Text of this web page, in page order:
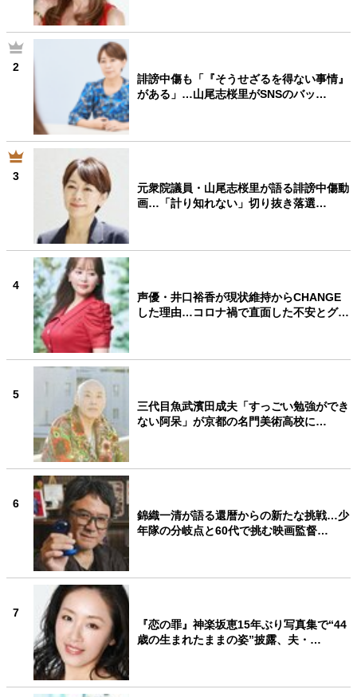
2
誹謗中傷も「『そうせざるを得ない事情』
がある」…山尾志桜里がSNSのバッ…
3
元衆院議員・山尾志桜里が語る誹謗中傷動
画…「計り知れない」切り抜き落選…
4
声優・井口裕香が現状維持からCHANGE
した理由…コロナ禍で直面した不安とグ…
5
三代目魚武濱田成夫「すっごい勉強ができ
ない阿呆」が京都の名門美術高校に…
6
錦織一清が語る還暦からの新たな挑戦…少
年隊の分岐点と60代で挑む映画監督…
7
『恋の罪』神楽坂恵15年ぶり写真集で“44
歳の生まれたままの姿”披露、夫・…